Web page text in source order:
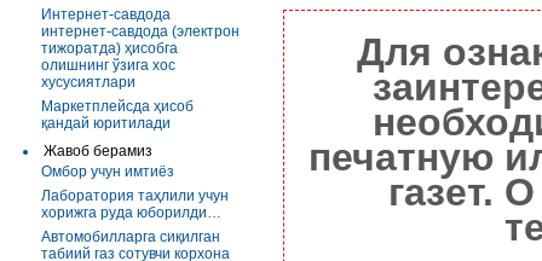
Интернет-савдода
интернет-савдода (электрон
тижоратда) ҳисобга
олишнинг ўзига хос
хусусиятлари
Маркетплейсда ҳисоб
қандай юритилади
Жавоб берамиз
Омбор учун имтиёз
Лаборатория таҳлили учун
хорижга руда юборилди…
Автомобилларга сиқилган
табиий газ сотувчи корхона
Для
печатную
газет.